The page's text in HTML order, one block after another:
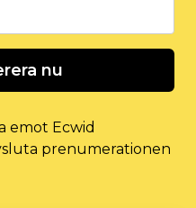
nu
emot Ecwid
prenumerationen